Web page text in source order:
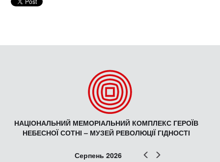
НАЦІОНАЛЬНИЙ МЕМОРІАЛЬНИЙ КОМПЛЕКС ГЕРОЇВ
НЕБЕСНОЇ СОТНІ – МУЗЕЙ РЕВОЛЮЦІЇ ГІДНОСТІ
Попер
Серпень 2026